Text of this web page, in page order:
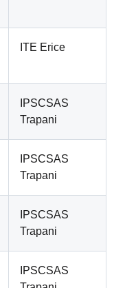
ITE Erice
IPSCSAS
Trapani
IPSCSAS
Trapani
IPSCSAS
Trapani
IPSCSAS